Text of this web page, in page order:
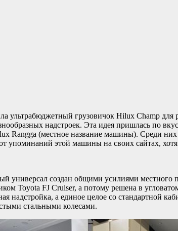
ультрабюджетный грузовичок Hilux Champ
надстроек. Эта идея пришлась по
Rangga (местное название машины). Среди
упоминаний этой машины на своих сайтах,
универсал создан общими усилиями местного
Toyota FJ Cruiser, а потому решена в
надстройка, а единое целое со стандартной
стальными колесами.